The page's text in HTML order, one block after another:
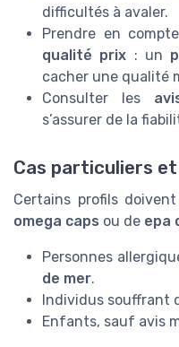
difficultés à avaler.
Prendre en
qualité prix : un
cacher une qualité
Consulter les
s’assurer de la
Cas particuliers
Certains profils
omega caps ou de epa
Personnes
de mer.
Individus souffrant
Enfants, sauf avis